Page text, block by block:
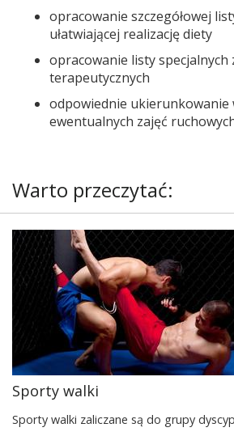
opracowanie szczegółowej
ułatwiającej realizację diety
opracowanie listy specjalnych
terapeutycznych
odpowiednie ukierunkowanie
ewentualnych zajęć
Warto przeczytać:
Sporty walki
Sporty walki zaliczane są do grupy